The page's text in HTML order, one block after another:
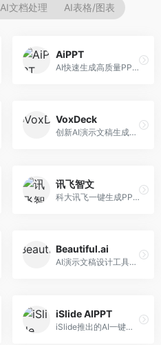
AI文档处理 AI表格/图表
AiPPT
AI快速生成高质量PPT平台，支持主题定制。面向职场人士和学生，提供一键生成、模板选择、内容优化等服务，PPT制作速度快，设计质量高。
VoxDeck
创新AI演示文稿生成工具，支持语音交互创作。面向职场人士，支持语音输入、PPT生成、内容优化等功能，语音创作体验便捷。
讯飞智文
科大讯飞一键生成PPT和Word工具，整合语音技术。面向职场人士，支持语音输入、文档生成、格式调整等功能，办公效率显著提升。
Beautiful.ai
AI演示文稿设计工具，专注于自动化设计排版。面向职场人士，提供智能排版、模板选择、设计优化等服务，设计美观度高。
iSlide AIPPT
iSlide推出的AI一键设计精美PPT工具。面向PPT设计用户，提供模板库、内容生成、设计优化等服务，与iSlide插件深度整合。